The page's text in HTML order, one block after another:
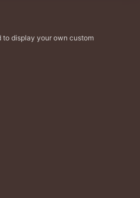
to display your own custom